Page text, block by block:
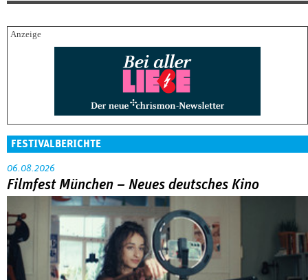
FESTIVALBERICHTE
06.08.2026
Filmfest München – Neues deutsches Kino